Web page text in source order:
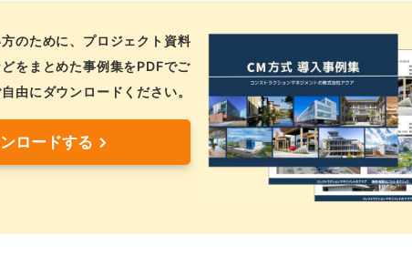
のために、プロジェクト資料
をまとめた事例集をPDFでご
由にダウンロードください。
ロードする